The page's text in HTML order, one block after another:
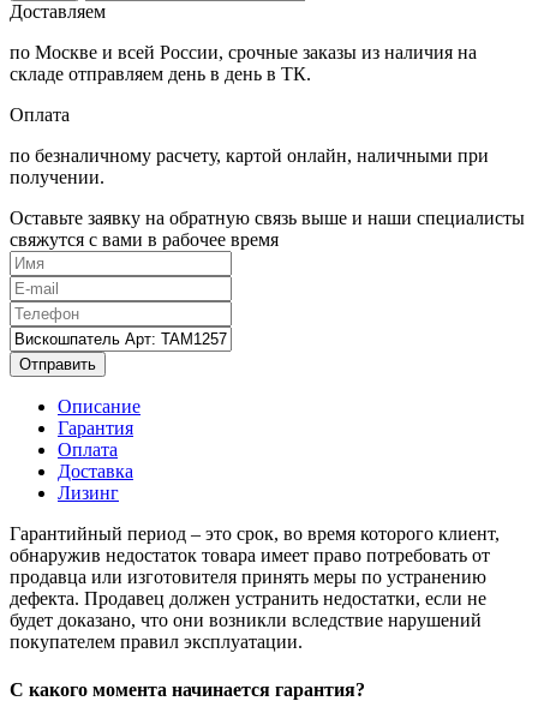
Доставляем
по Москве и всей России, срочные заказы из наличия на
складе отправляем день в день в ТК.
Оплата
по безналичному расчету, картой онлайн, наличными при
получении.
Оставьте заявку на обратную связь выше и наши специалисты
свяжутся с вами в рабочее время
Отправить
Описание
Гарантия
Оплата
Доставка
Лизинг
Гарантийный период – это срок, во время которого клиент,
обнаружив недостаток товара имеет право потребовать от
продавца или изготовителя принять меры по устранению
дефекта. Продавец должен устранить недостатки, если не
будет доказано, что они возникли вследствие нарушений
покупателем правил эксплуатации.
С какого момента начинается гарантия?